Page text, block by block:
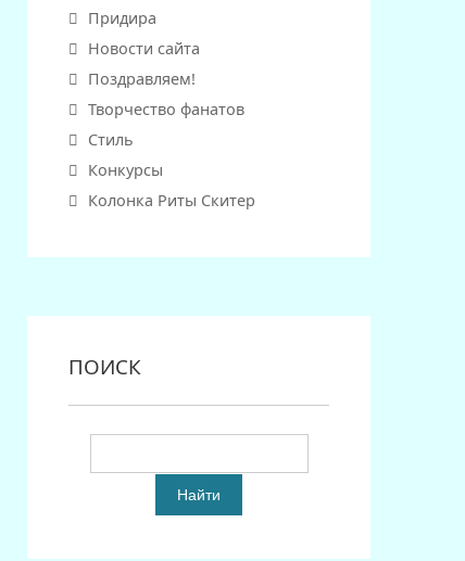
Придира
Новости сайта
Поздравляем!
Творчество фанатов
Стиль
Конкурсы
Колонка Риты Скитер
ПОИСК